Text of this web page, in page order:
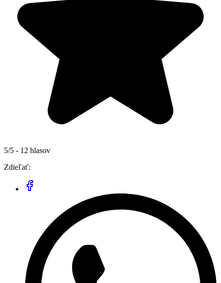
5/5 - 12 hlasov
Zdieľať: